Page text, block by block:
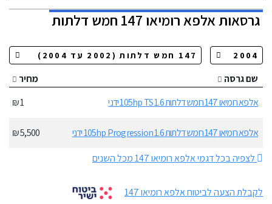
גרסאותאלפא רומיאו 147 חמש דלתות
שם גרסה
מחיר
אלפא רומיאו 147 חמש דלתות 1.6 105hp TS ידני
1 ₪
אלפא רומיאו 147 חמש דלתות 1.6 105hp Progression ידני
5,500 ₪
לצפיה בכל דגמי אלפא רומיאו 147 מכל השנים
לקבלת הצעה לביטוח אלפא רומיאו 147